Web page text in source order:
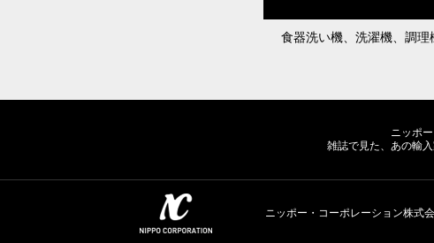
食器洗い機、洗濯機、調理
ニッポ
雑誌で見た、あの輸
ニッポー・コーポレーション株式